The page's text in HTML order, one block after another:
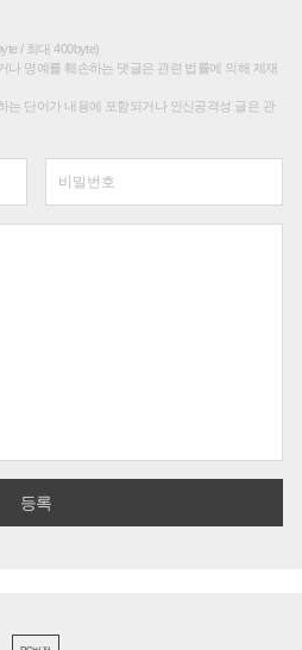
/ 최대 400byte)
나 명예를 훼손하는 댓글은 관련 법률에 의해 제재
는 단어가 내용에 포함되거나 인신공격성 글은 관